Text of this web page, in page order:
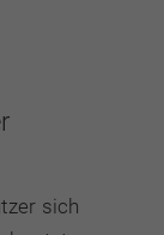
sich